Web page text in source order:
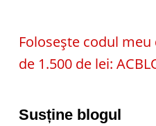
Folosește codul
de 1.500 de lei:
Susține blogul